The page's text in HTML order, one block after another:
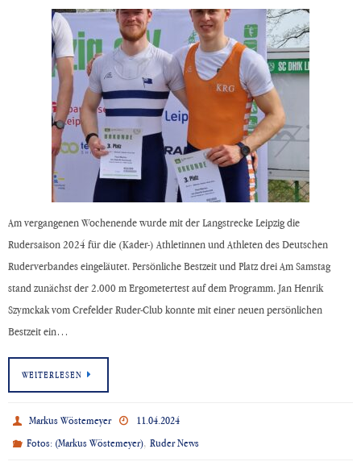
Am vergangenen Wochenende wurde mit der Langstrecke Leipzig die
Rudersaison 2024 für die (Kader-) Athletinnen und Athleten des Deutschen
Ruderverbandes eingeläutet. Persönliche Bestzeit und Platz drei Am Samstag
stand zunächst der 2.000 m Ergometertest auf dem Programm. Jan Henrik
Szymckak vom Crefelder Ruder-Club konnte mit einer neuen persönlichen
Bestzeit ein…
WEITERLESEN
Markus Wöstemeyer
11.04.2024
Fotos: (Markus Wöstemeyer),Ruder News